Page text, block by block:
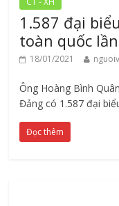
1.587 đại
toàn quốc
18/01/2021
Ông Hoàng Bình
Đảng có 1.587 đại
Đọc thêm